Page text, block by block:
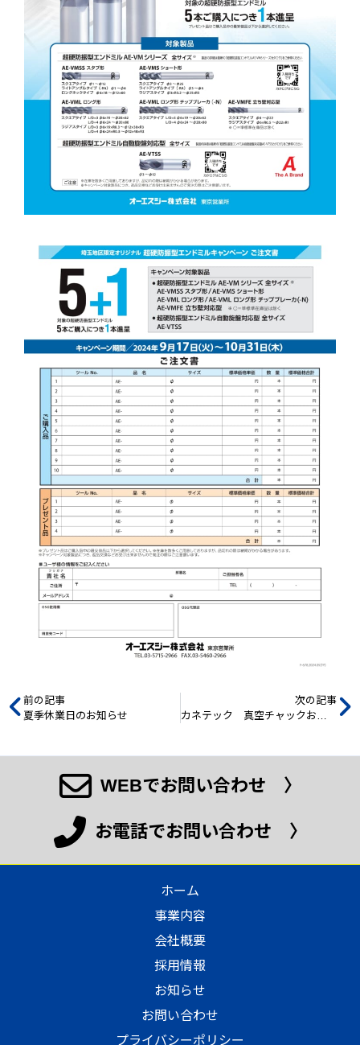
前の記事
夏季休業日のお知らせ
次の記事
カネテック 真空チャックお試しキャンペーンご案内
WEBでお問い合わせ 〉
お電話でお問い合わせ 〉
ホーム
事業内容
会社概要
採用情報
お知らせ
お問い合わせ
プライバシーポリシー